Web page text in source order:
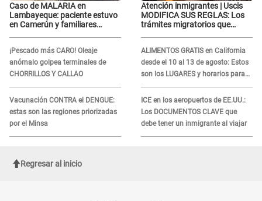
Caso de MALARIA en
Lambayeque: paciente estuvo
en Camerún y familiares
¡Pescado más CARO! Oleaje
anómalo golpea terminales de
CHORRILLOS Y CALLAO
Vacunación CONTRA el DENGUE:
estas son las regiones priorizadas
por el Minsa
Atención inmigrantes | Uscis
MODIFICA SUS REGLAS: Los
trámites migratorios que
ALIMENTOS GRATIS en California
desde el 10 al 13 de agosto: Estos
son los LUGARES y horarios para
recibir la ayuda
ICE en los aeropuertos de EE.UU.:
Los DOCUMENTOS CLAVE que
debe tener un inmigrante al viajar
Regresar al inicio